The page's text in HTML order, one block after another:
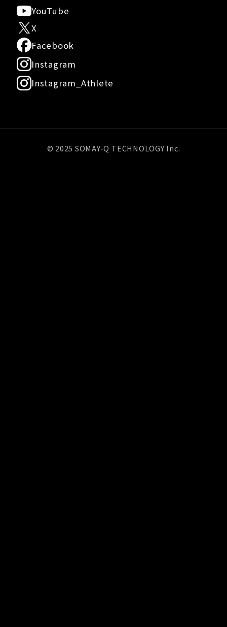
YouTube
X
Facebook
Instagram
Instagram_Athlete
© 2025 SOMAY-Q TECHNOLOGY Inc.